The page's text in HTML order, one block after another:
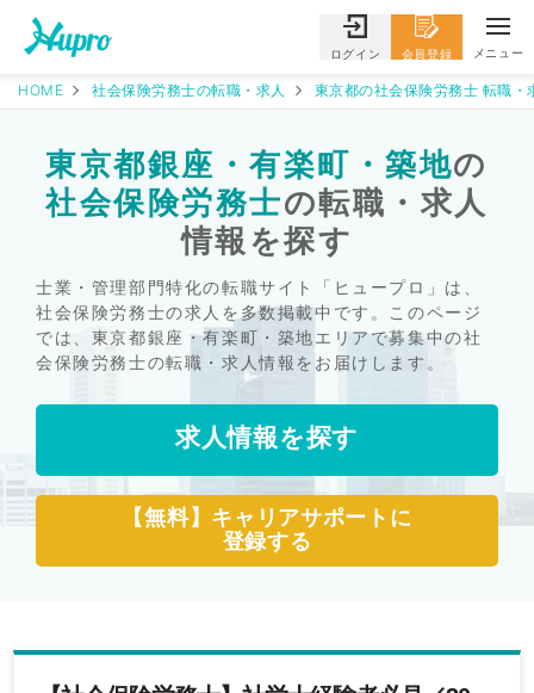
ログイン 会員登録 メニュー
HOME 社会保険労務士の転職・求人 東京都の社会保険労務士 転職・
東京都銀座・有楽町・築地の
社会保険労務士の転職・求人
情報を探す
士業・管理部門特化の転職サイト「ヒュープロ」は、
社会保険労務士の求人を多数掲載中です。このページ
では、東京都銀座・有楽町・築地エリアで募集中の社
会保険労務士の転職・求人情報をお届けします。
求人情報を探す
【無料】キャリアサポートに
登録する